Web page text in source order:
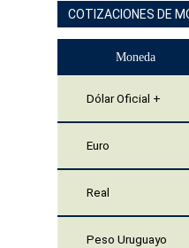
COTIZACIONES DE
Moneda
Dólar Oficial +
Euro
Real
Peso Uruguayo